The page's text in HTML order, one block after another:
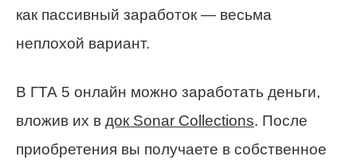
как пассивный заработок — весьма
неплохой вариант.
В ГТА 5 онлайн можно заработать деньги,
вложив их в док Sonar Collections. После
приобретения вы получаете в собственное